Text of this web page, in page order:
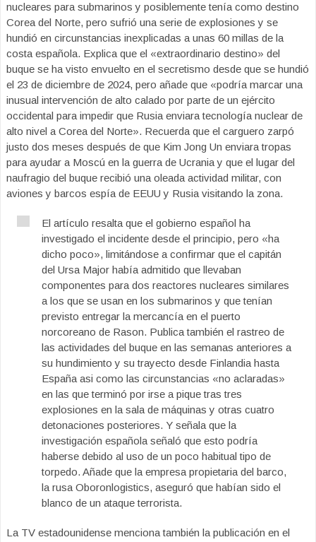
nucleares para submarinos y posiblemente tenía como destino
Corea del Norte, pero sufrió una serie de explosiones y se
hundió en circunstancias inexplicadas a unas 60 millas de la
costa española. Explica que el «extraordinario destino» del
buque se ha visto envuelto en el secretismo desde que se hundió
el 23 de diciembre de 2024, pero añade que «podría marcar una
inusual intervención de alto calado por parte de un ejército
occidental para impedir que Rusia enviara tecnología nuclear de
alto nivel a Corea del Norte». Recuerda que el carguero zarpó
justo dos meses después de que Kim Jong Un enviara tropas
para ayudar a Moscú en la guerra de Ucrania y que el lugar del
naufragio del buque recibió una oleada actividad militar, con
aviones y barcos espía de EEUU y Rusia visitando la zona.
El artículo resalta que el gobierno español ha
investigado el incidente desde el principio, pero «ha
dicho poco», limitándose a confirmar que el capitán
del Ursa Major había admitido que llevaban
componentes para dos reactores nucleares similares
a los que se usan en los submarinos y que tenían
previsto entregar la mercancía en el puerto
norcoreano de Rason. Publica también el rastreo de
las actividades del buque en las semanas anteriores a
su hundimiento y su trayecto desde Finlandia hasta
España asi como las circunstancias «no aclaradas»
en las que terminó por irse a pique tras tres
explosiones en la sala de máquinas y otras cuatro
detonaciones posteriores. Y señala que la
investigación española señaló que esto podría
haberse debido al uso de un poco habitual tipo de
torpedo. Añade que la empresa propietaria del barco,
la rusa Oboronlogistics, aseguró que habían sido el
blanco de un ataque terrorista.
La TV estadounidense menciona también la publicación en el